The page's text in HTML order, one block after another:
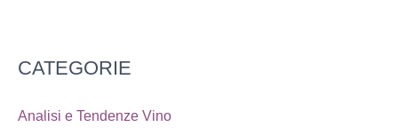
CATEGORIE
Analisi e Tendenze Vino